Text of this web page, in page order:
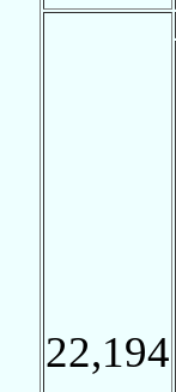
22,194